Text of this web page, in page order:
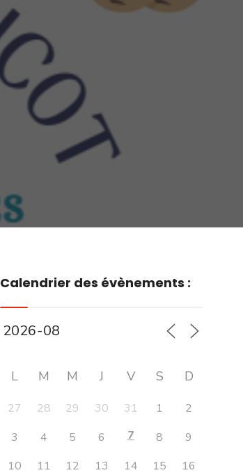
Calendrier des évènements :
L M M J V S D
27 28 29 30 31 1
2
3
4 5 6 7 8
9
10
11 12 13 14 15
16